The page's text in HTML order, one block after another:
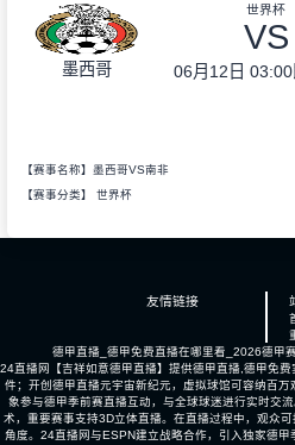
墨西哥
世界杯
VS
06月12日 03:00
【赛事名称】墨西哥VS南非
【赛事分类】 世界杯
友情链接
德甲直播_德甲免费直播在哪里看_2026德甲
24直播网【吉祥如意德甲直播】提供德甲直播,德甲免
件；开创德甲直播元宇宙新纪元，虚拟球馆可容纳百
象参与德甲季前赛直播互动，与全球球迷进行实时交
术，重要赛事支持3D立体直播。在直播过程中，观众
角度。24直播网与ESPN建立战略合作，引入独家德